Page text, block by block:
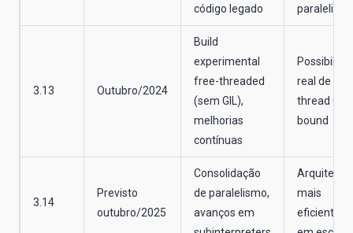
código legado
3.13 Outubro/2024
Build
experimental
free-threaded
(sem GIL),
melhorias
contínuas
real de
thread
bound
3.14
Previsto
outubro/2025
Consolidação
de paralelismo,
avanços em
mais
eficientes